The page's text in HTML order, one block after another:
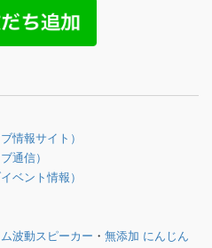
情報サイト）
通信）
ベント情報）
波動スピーカー ・ 無添加 にんじん